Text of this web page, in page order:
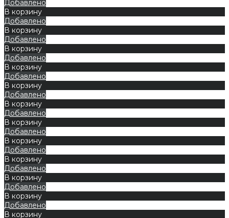
Добавлено
В корзину
Добавлено
В корзину
Добавлено
В корзину
Добавлено
В корзину
Добавлено
В корзину
Добавлено
В корзину
Добавлено
В корзину
Добавлено
В корзину
Добавлено
В корзину
Добавлено
В корзину
Добавлено
В корзину
Добавлено
В корзину